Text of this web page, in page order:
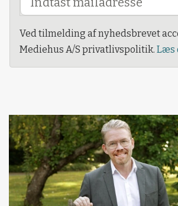
Ved tilmelding af nyhedsbrevet
Mediehus A/S privatlivspolitik. Læs